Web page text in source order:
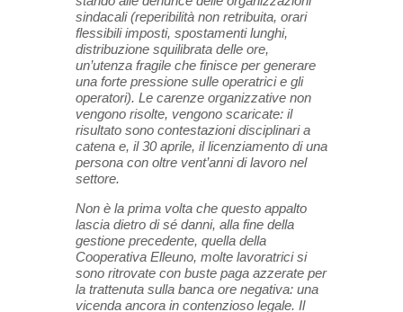
sindacali (reperibilità non retribuita, orari
flessibili imposti, spostamenti lunghi,
distribuzione squilibrata delle ore,
un’utenza fragile che finisce per generare
una forte pressione sulle operatrici e gli
operatori). Le carenze organizzative non
vengono risolte, vengono scaricate: il
risultato sono contestazioni disciplinari a
catena e, il 30 aprile, il licenziamento di una
persona con oltre vent’anni di lavoro nel
settore.
Non è la prima volta che questo appalto
lascia dietro di sé danni, alla fine della
gestione precedente, quella della
Cooperativa Elleuno, molte lavoratrici si
sono ritrovate con buste paga azzerate per
la trattenuta sulla banca ore negativa: una
vicenda ancora in contenzioso legale. Il